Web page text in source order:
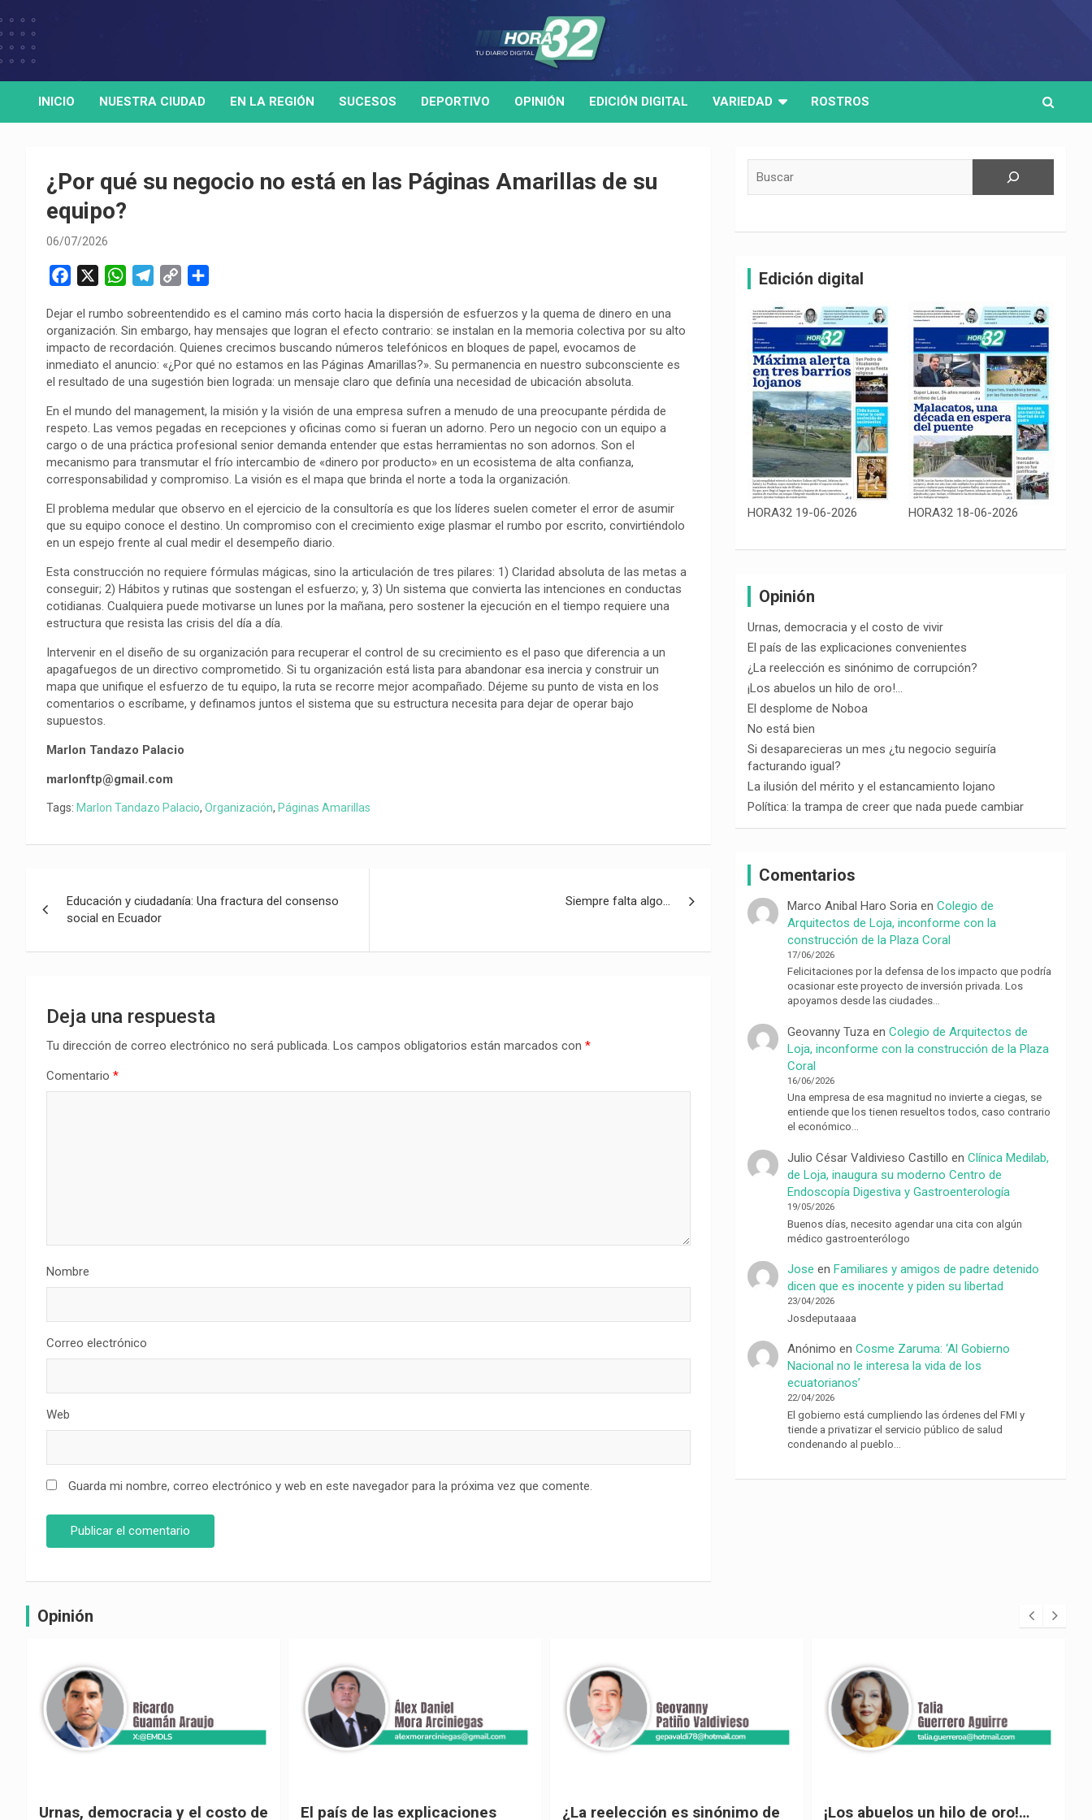
to
HORA32
Medio de comunicación digital
INICIO NUESTRA CIUDAD EN LA REGIÓN SUCESOS DEPORTIVO OPINIÓN EDICIÓN DIGITAL VARIEDAD ROSTROS
¿Por qué su negocio no está en las Páginas Amarillas de su
equipo?
06/07/2026
c
e
b
o
k
W
a
t
s
A
p
l
e
g
r
m
p
y
L
i
k
m
p
a
r
i
r
Dejar el rumbo sobreentendido es el camino más corto hacia la dispersión de esfuerzos y la quema de dinero en una
organización. Sin embargo, hay mensajes que logran el efecto contrario: se instalan en la memoria colectiva por su alto
impacto de recordación. Quienes crecimos buscando números telefónicos en bloques de papel, evocamos de
inmediato el anuncio: «¿Por qué no estamos en las Páginas Amarillas?». Su permanencia en nuestro subconsciente es
el resultado de una sugestión bien lograda: un mensaje claro que definía una necesidad de ubicación absoluta.
En el mundo del management, la misión y la visión de una empresa sufren a menudo de una preocupante pérdida de
respeto. Las vemos pegadas en recepciones y oficinas como si fueran un adorno. Pero un negocio con un equipo a
cargo o de una práctica profesional senior demanda entender que estas herramientas no son adornos. Son el
mecanismo para transmutar el frío intercambio de «dinero por producto» en un ecosistema de alta confianza,
corresponsabilidad y compromiso. La visión es el mapa que brinda el norte a toda la organización.
El problema medular que observo en el ejercicio de la consultoría es que los líderes suelen cometer el error de asumir
que su equipo conoce el destino. Un compromiso con el crecimiento exige plasmar el rumbo por escrito, convirtiéndolo
en un espejo frente al cual medir el desempeño diario.
Esta construcción no requiere fórmulas mágicas, sino la articulación de tres pilares: 1) Claridad absoluta de las metas a
conseguir; 2) Hábitos y rutinas que sostengan el esfuerzo; y, 3) Un sistema que convierta las intenciones en conductas
cotidianas. Cualquiera puede motivarse un lunes por la mañana, pero sostener la ejecución en el tiempo requiere una
estructura que resista las crisis del día a día.
Intervenir en el diseño de su organización para recuperar el control de su crecimiento es el paso que diferencia a un
apagafuegos de un directivo comprometido. Si tu organización está lista para abandonar esa inercia y construir un
mapa que unifique el esfuerzo de tu equipo, la ruta se recorre mejor acompañado. Déjeme su punto de vista en los
comentarios o escríbame, y definamos juntos el sistema que su estructura necesita para dejar de operar bajo
supuestos.
Marlon Tandazo Palacio
marlonftp@gmail.com
Tags: Marlon Tandazo Palacio, Organización, Páginas Amarillas
de
entradas
Educación y ciudadanía: Una fractura del consenso
social en Ecuador
Siempre falta algo…
Deja una respuesta
Tu dirección de correo electrónico no será publicada. Los campos obligatorios están marcados con *
Comentario *
Nombre
Correo electrónico
Web
Guarda mi nombre, correo electrónico y web en este navegador para la próxima vez que comente.
Edición digital
HORA32 19-06-2026 HORA32 18-06-2026
Opinión
Urnas, democracia y el costo de vivir
El país de las explicaciones convenientes
¿La reelección es sinónimo de corrupción?
¡Los abuelos un hilo de oro!…
El desplome de Noboa
No está bien
Si desaparecieras un mes ¿tu negocio seguiría
facturando igual?
La ilusión del mérito y el estancamiento lojano
Política: la trampa de creer que nada puede cambiar
Comentarios
Marco Anibal Haro Soria enColegio de
Arquitectos de Loja, inconforme con la
construcción de la Plaza Coral
17/06/2026
Felicitaciones por la defensa de los impacto que podría
ocasionar este proyecto de inversión privada. Los
apoyamos desde las ciudades…
Geovanny Tuza enColegio de Arquitectos de
Loja, inconforme con la construcción de la Plaza
Coral
16/06/2026
Una empresa de esa magnitud no invierte a ciegas, se
entiende que los tienen resueltos todos, caso contrario
el económico…
Julio César Valdivieso Castillo enClínica Medilab,
de Loja, inaugura su moderno Centro de
Endoscopía Digestiva y Gastroenterología
19/05/2026
Buenos días, necesito agendar una cita con algún
médico gastroenterólogo
Jose enFamiliares y amigos de padre detenido
dicen que es inocente y piden su libertad
23/04/2026
Josdeputaaaa
Anónimo enCosme Zaruma: ‘Al Gobierno
Nacional no le interesa la vida de los
ecuatorianos’
22/04/2026
El gobierno está cumpliendo las órdenes del FMI y
tiende a privatizar el servicio público de salud
condenando al pueblo…
Opinión
El país de las explicaciones
¿La reelección es sinónimo de
¡Los abuelos un hilo de oro!… El desplome de Noboa